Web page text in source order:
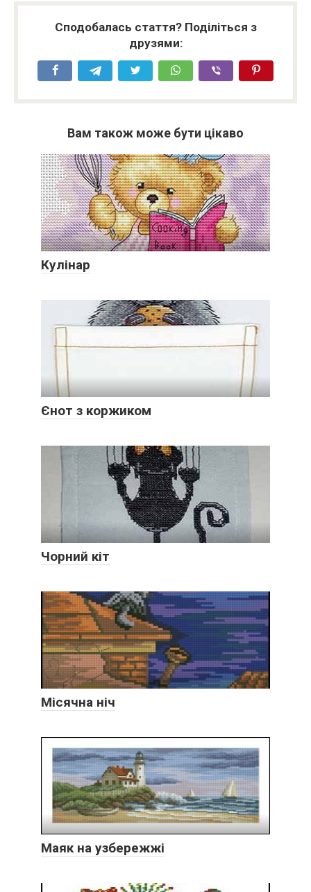
Сподобалась стаття? Поділіться з
друзями:
Вам також може бути цікаво
Кулінар
Єнот з коржиком
Чорний кіт
Місячна ніч
Маяк на узбережжі